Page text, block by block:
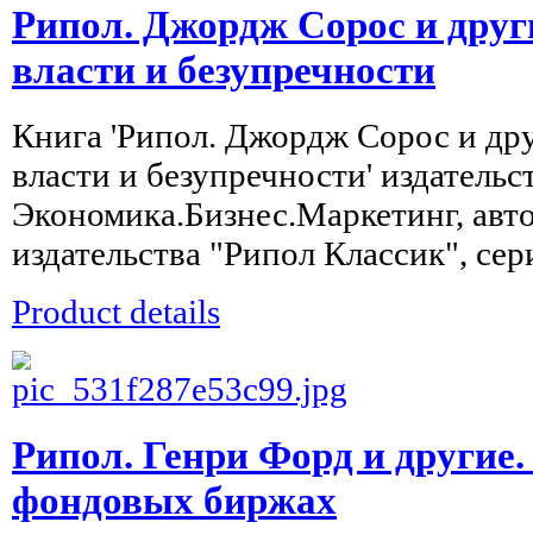
Рипол. Джордж Сорос и
власти и безупречности
Книга 'Рипол. Джордж Сорос и
власти и безупречности'
Экономика.Бизнес.Маркетинг,
издательства "Рипол Классик",
Product details
Рипол. Генри Форд и
фондовых биржах